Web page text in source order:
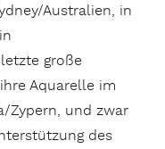
Australien, in
große
Aquarelle im
Zypern, und zwar
des